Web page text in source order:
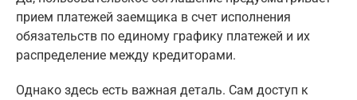
прием платежей заемщика в счет исполнения
обязательств по единому графику платежей и их
распределение между кредиторами.
Однако здесь есть важная деталь. Сам доступ к